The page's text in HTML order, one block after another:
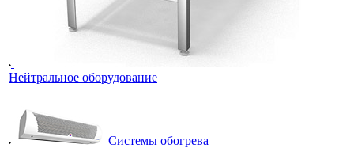
Нейтральное оборудование
Системы обогрева